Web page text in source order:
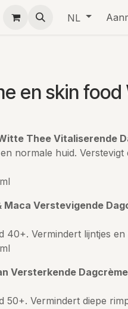
geschenkjes Over
NL
en skin food
Thee Vitaliserende
normale huid. Verstevigt
Maca Verstevigende
40+. Vermindert lijntjes en
Versterkende
50+. Vermindert diepe